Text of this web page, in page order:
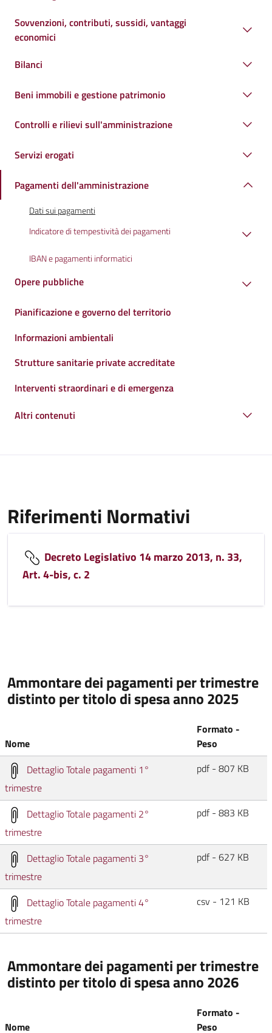
Sovvenzioni, contributi, sussidi, vantaggi
economici
Bilanci
Beni immobili e gestione patrimonio
Controlli e rilievi sull'amministrazione
Servizi erogati
Pagamenti dell'amministrazione
Dati sui pagamenti
Indicatore di tempestività dei pagamenti
IBAN e pagamenti informatici
Opere pubbliche
Pianificazione e governo del territorio
Informazioni ambientali
Strutture sanitarie private accreditate
Interventi straordinari e di emergenza
Altri contenuti
Riferimenti Normativi
Decreto Legislativo 14 marzo 2013, n. 33,
Art. 4-bis, c. 2
Ammontare dei pagamenti per trimestre
distinto per titolo di spesa anno 2025
Nome
Formato -
Peso
Dettaglio Totale pagamenti 1°
trimestre
pdf - 807 KB
Dettaglio Totale pagamenti 2°
trimestre
pdf - 883 KB
Dettaglio Totale pagamenti 3°
trimestre
pdf - 627 KB
Dettaglio Totale pagamenti 4°
trimestre
csv - 121 KB
Ammontare dei pagamenti per trimestre
distinto per titolo di spesa anno 2026
Nome
Formato -
Peso